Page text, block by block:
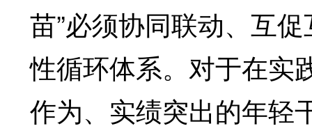
苗”必须协同联动、互
性循环体系。对于在实
作为、实绩突出的年轻